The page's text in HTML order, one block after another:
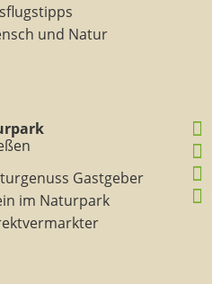
und Natur
Gastgeber
im Naturpark